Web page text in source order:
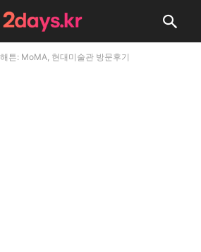
튼: MoMA, 현대미술관 방문후기